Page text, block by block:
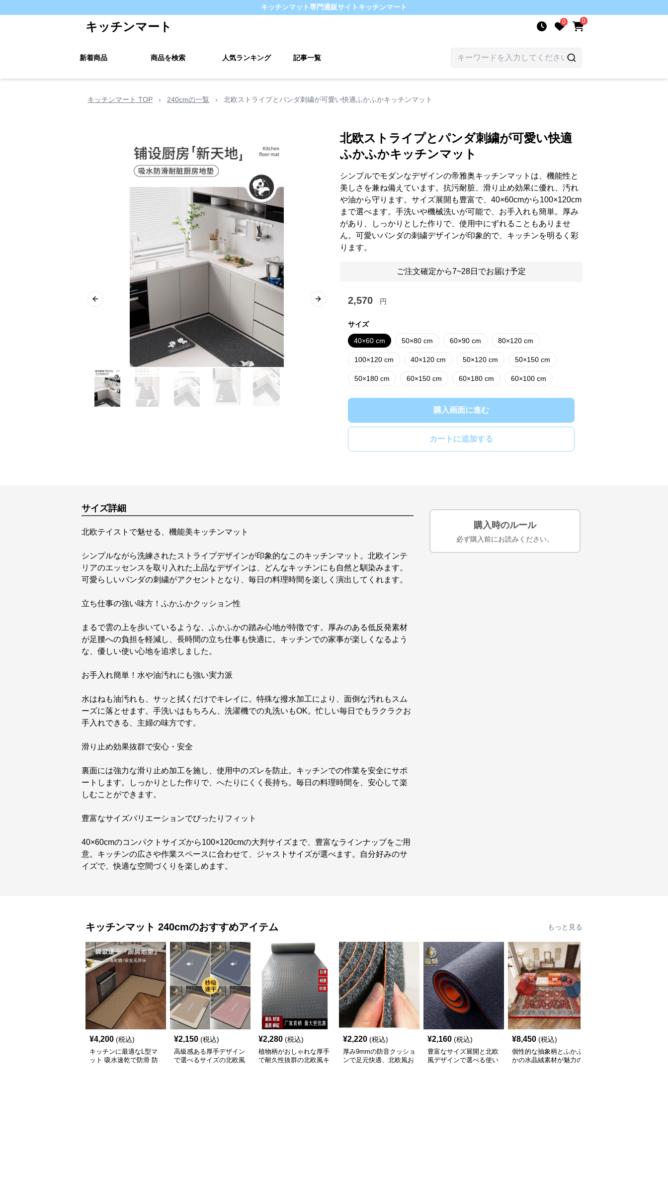
キッチンマット専門通販サイト キッチンマート
キッチンマート 0 0
新着商品 商品を検索 人気ランキング 記事一覧
キッチンマート TOP › 240cmの一覧 › 北欧ストライプとパンダ刺繍が可愛い快適ふかふかキッチンマット
Previous slide Next slide
北欧ストライプとパンダ刺繍が可愛い快適
ふかふかキッチンマット
シンプルでモダンなデザインの帝雅奥キッチンマットは、機能性と
美しさを兼ね備えています。抗污耐脏、滑り止め効果に優れ、汚れ
や油から守ります。サイズ展開も豊富で、40×60cmから100×120cm
まで選べます。手洗いや機械洗いが可能で、お手入れも簡単。厚み
があり、しっかりとした作りで、使用中にずれることもありませ
ん。可愛いパンダの刺繍デザインが印象的で、キッチンを明るく彩
ります。
ご注文確定から7~28日でお届け予定
2,570 円
サイズ
40×60 cm 50×80 cm 60×90 cm 80×120 cm
100×120 cm 40×120 cm 50×120 cm 50×150 cm
50×180 cm 60×150 cm 60×180 cm 60×100 cm
購入画面に進む
カートに追加する
サイズ詳細
北欧テイストで魅せる、機能美キッチンマット
シンプルながら洗練されたストライプデザインが印象的なこのキッチンマット。北欧インテ
リアのエッセンスを取り入れた上品なデザインは、どんなキッチンにも自然と馴染みます。
可愛らしいパンダの刺繍がアクセントとなり、毎日の料理時間を楽しく演出してくれます。
立ち仕事の強い味方！ふかふかクッション性
まるで雲の上を歩いているような、ふかふかの踏み心地が特徴です。厚みのある低反発素材
が足腰への負担を軽減し、長時間の立ち仕事も快適に。キッチンでの家事が楽しくなるよう
な、優しい使い心地を追求しました。
お手入れ簡単！水や油汚れにも強い実力派
水はねも油汚れも、サッと拭くだけでキレイに。特殊な撥水加工により、面倒な汚れもスム
ーズに落とせます。手洗いはもちろん、洗濯機での丸洗いもOK。忙しい毎日でもラクラクお
手入れできる、主婦の味方です。
滑り止め効果抜群で安心・安全
裏面には強力な滑り止め加工を施し、使用中のズレを防止。キッチンでの作業を安全にサポ
ートします。しっかりとした作りで、へたりにくく長持ち。毎日の料理時間を、安心して楽
しむことができます。
豊富なサイズバリエーションでぴったりフィット
40×60cmのコンパクトサイズから100×120cmの大判サイズまで、豊富なラインナップをご用
意。キッチンの広さや作業スペースに合わせて、ジャストサイズが選べます。自分好みのサ
イズで、快適な空間づくりを楽しめます。
購入時のルール
必ず購入前にお読みください。
キッチンマット 240cmのおすすめアイテム もっと見る
¥4,200 (税込)
キッチンに最適なL型マ
ット 吸水速乾で防滑 防
¥2,150 (税込)
高級感ある厚手デザイン
で選べるサイズの北欧風
¥2,280 (税込)
植物柄がおしゃれな厚手
で耐久性抜群の北欧風キ
¥2,220 (税込)
厚み9mmの防音クッショ
ンで足元快適、北欧風お
¥2,160 (税込)
豊富なサイズ展開と北欧
風デザインで選べる使い
¥8,450 (税込)
個性的な抽象柄とふかふ
かの水晶絨素材が魅力の